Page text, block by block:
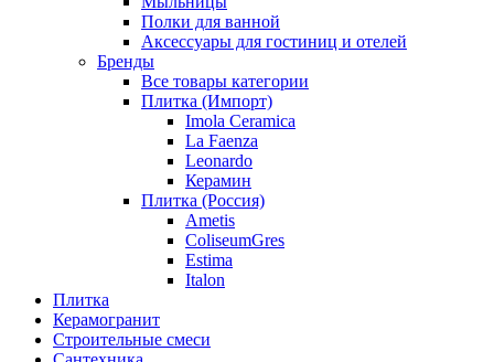
Полки для ванной
Аксессуары для гостиниц и отелей
Бренды
Все товары категории
Плитка (Импорт)
Imola Ceramica
La Faenza
Leonardo
Керамин
Плитка (Россия)
Ametis
ColiseumGres
Estima
Italon
Плитка
Керамогранит
Строительные смеси